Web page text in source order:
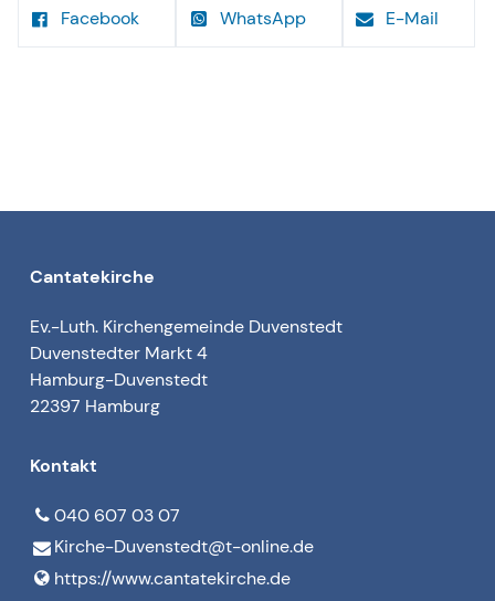
Facebook WhatsApp E-Mail
Cantatekirche
Ev.-Luth. Kirchengemeinde Duvenstedt
Duvenstedter Markt 4
Hamburg-Duvenstedt
22397 Hamburg
Kontakt
040 607 03 07
Kirche-Duvenstedt@​t-online.​de
https://www.​cantatekirche.​de